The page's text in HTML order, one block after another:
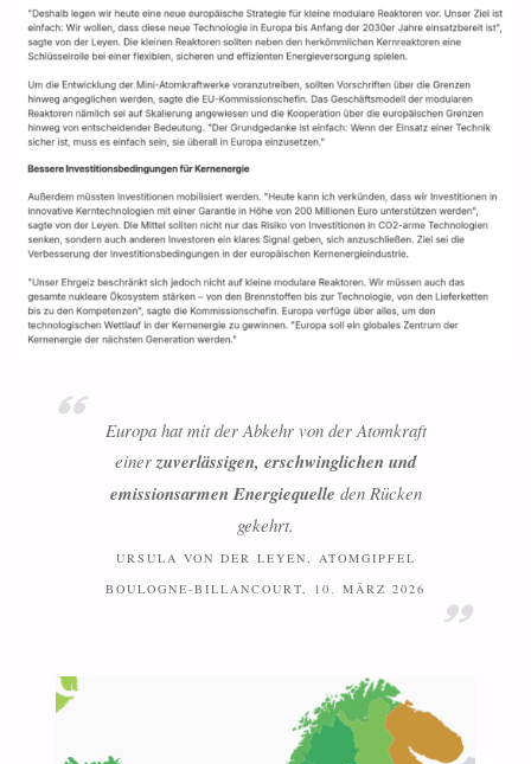
Europa hat mit der Abkehr von der Atomkraft
einer zuverlässigen, erschwinglichen und
emissionsarmen Energiequelle den Rücken
gekehrt.
URSULA VON DER LEYEN, ATOMGIPFEL
BOULOGNE-BILLANCOURT, 10. MÄRZ 2026